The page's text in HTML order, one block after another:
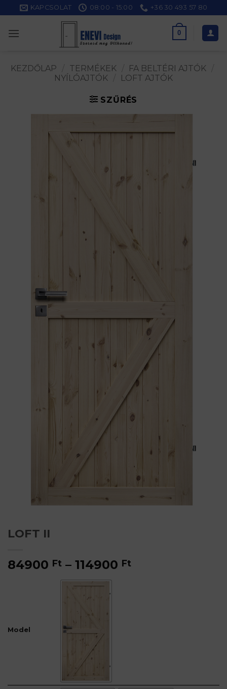
to
content
KAPCSOLAT 08:00 - 15:00 +36 30 493 57 80
0
KEZDŐLAP TERMÉKEK FA BELTÉRI AJTÓK
NYÍLÓAJTÓK
LOFT AJTÓK
SZŰRÉS
LOFT II
84900 Ft – 114900 FtÁrtartomány:
Model